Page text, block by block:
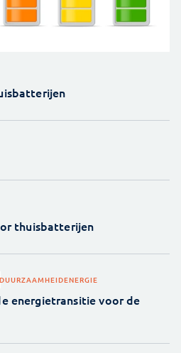
thuisbatterijen
DUURZAAMHEIDENERGIE
energietransitie voor de